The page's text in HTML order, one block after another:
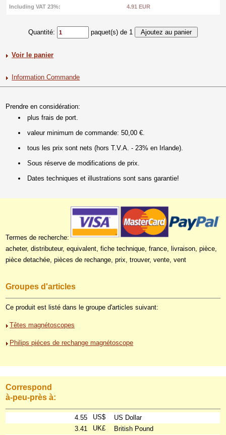
Including VAT 23%: 4.91 EUR
Quantité: paquet(s) de 1
Voir le panier
Information Commande
Prendre en considération:
plus frais de port.
valeur minimum de commande: 50,00 €.
tous les prix sont nets (hors T.V.A. - 23% en Irlande).
Sous réserve de modifications de prix.
Dates techniques et illustrations sont sans garantie!
Termes de recherche:
acheter, distributeur, equivalent, fiche technique, france, livraison, pièce,
pièce detachée, pièces de rechange, prix, trouver, vente, vent
Groupes d'articles
Ce produit est listé dans le groupe d'articles suivant:
Têtes magnétoscopes
Philips piéces de rechange magnétoscope
Correspond
à-peu-près à:
4.55 US$
US Dollar
3.41
UK£
British Pound